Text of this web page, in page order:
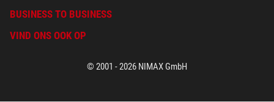
BUSINESS TO BUSINESS
VIND ONS OOK OP
© 2001 - 2026 NIMAX GmbH